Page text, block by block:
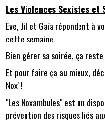
Les Violences Sexistes et
Eve, Jil et Gaïa répondent à
cette semaine.
Bien gérer sa soirée, ça
Et pour faire ça au mieux,
Nox' !
"Les Noxambules" est un
prévention des risques liés